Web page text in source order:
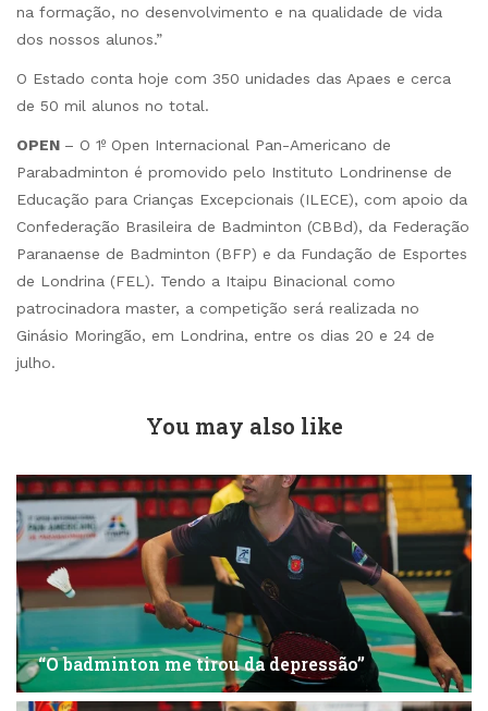
na formação, no desenvolvimento e na qualidade de vida
dos nossos alunos.”
O Estado conta hoje com 350 unidades das Apaes e cerca
de 50 mil alunos no total.
OPEN – O 1º Open Internacional Pan-Americano de
Parabadminton é promovido pelo Instituto Londrinense de
Educação para Crianças Excepcionais (ILECE), com apoio da
Confederação Brasileira de Badminton (CBBd), da Federação
Paranaense de Badminton (BFP) e da Fundação de Esportes
de Londrina (FEL). Tendo a Itaipu Binacional como
patrocinadora master, a competição será realizada no
Ginásio Moringão, em Londrina, entre os dias 20 e 24 de
julho.
You may also like
“O badminton me tirou da depressão”